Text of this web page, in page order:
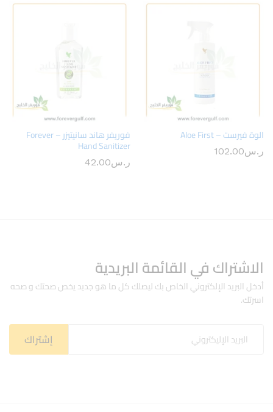
الوة فيرست – Aloe First
ر.س102.00
فوريفر هاند سانيتيزر – Forever
Hand Sanitizer
ر.س42.00
الاشتراك في القائمة البريدية
أدخل البريد الإلكتروني الخاص بك ليصلك كل ما هو جديد يخص صحتك و صحه
اسرتك.